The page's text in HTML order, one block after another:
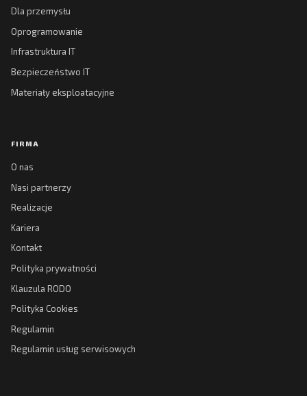
Dla przemysłu
Oprogramowanie
Infrastruktura IT
Bezpieczeństwo IT
Materiały eksploatacyjne
FIRMA
O nas
Nasi partnerzy
Realizacje
Kariera
Kontakt
Polityka prywatności
Klauzula RODO
Polityka Cookies
Regulamin
Regulamin usług serwisowych